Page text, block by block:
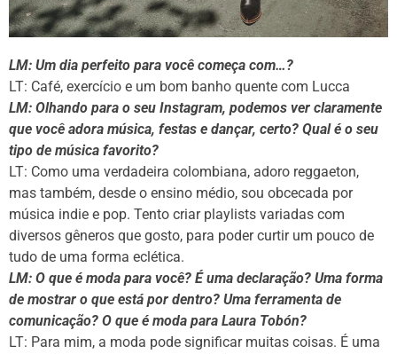
LM: Um dia perfeito para você começa com…?
LT: Café, exercício e um bom banho quente com Lucca
LM: Olhando para o seu Instagram, podemos ver claramente
que você adora música, festas e dançar, certo? Qual é o seu
tipo de música favorito?
LT: Como uma verdadeira colombiana, adoro reggaeton,
mas também, desde o ensino médio, sou obcecada por
música indie e pop. Tento criar playlists variadas com
diversos gêneros que gosto, para poder curtir um pouco de
tudo de uma forma eclética.
LM: O que é moda para você? É uma declaração? Uma forma
de mostrar o que está por dentro? Uma ferramenta de
comunicação? O que é moda para Laura Tobón?
LT: Para mim, a moda pode significar muitas coisas. É uma